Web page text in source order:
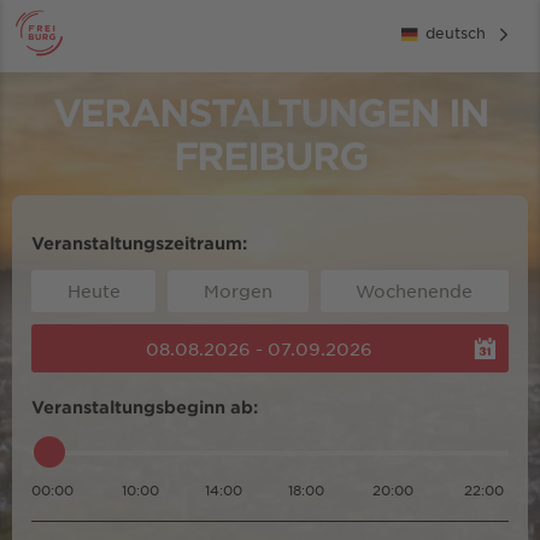
deutsch
VERANSTALTUNGEN IN
FREIBURG
Veranstaltungszeitraum:
Heute Morgen Wochenende
08.08.2026 - 07.09.2026
Veranstaltungsbeginn ab:
00:00 10:00 14:00 18:00 20:00 22:00